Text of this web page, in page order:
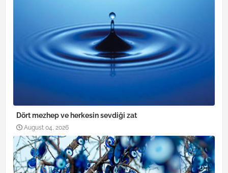
Dört mezhep ve herkesin sevdiği zat
August 04, 2026